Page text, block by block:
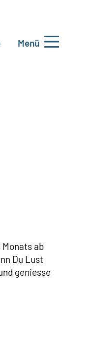
Menü
ab
Du Lust
geniesse